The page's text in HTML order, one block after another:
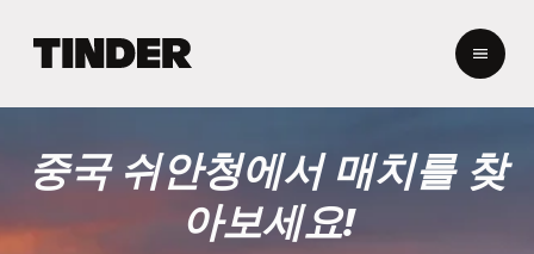
e
r
중국 쉬안청에서 매치를 찾
아보세요!